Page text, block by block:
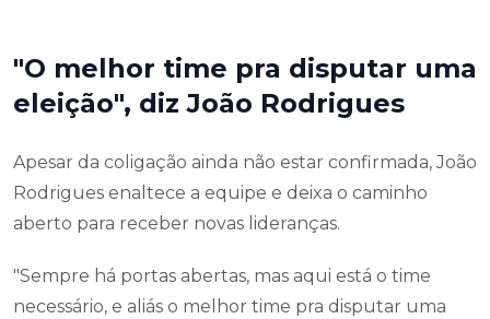
"O melhor time pra disputar uma
eleição", diz João Rodrigues
Apesar da coligação ainda não estar confirmada, João
Rodrigues enaltece a equipe e deixa o caminho
aberto para receber novas lideranças.
"Sempre há portas abertas, mas aqui está o time
necessário, e aliás o melhor time pra disputar uma